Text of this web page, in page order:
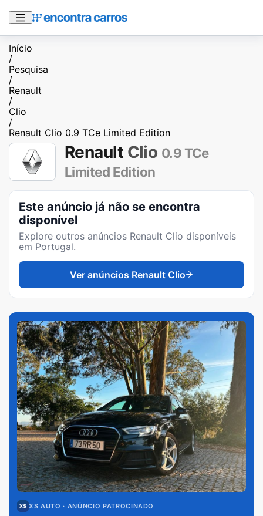
Início
/
Pesquisa
/
Renault
/
Clio
/
Renault Clio 0.9 TCe Limited Edition
Renault Clio 0.9 TCe
Limited Edition
Este anúncio já não se encontra
disponível
Explore outros anúncios Renault Clio disponíveis
em Portugal.
Ver anúncios Renault Clio
XS AUTO · ANÚNCIO PATROCINADO